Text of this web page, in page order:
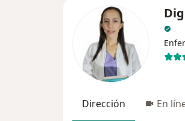
Dirección En